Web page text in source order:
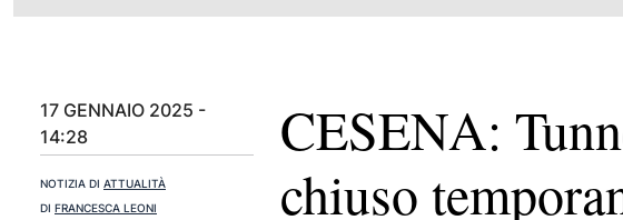
17 GENNAIO 2025 -
14:28
NOTIZIA DI ATTUALITÀ
DI FRANCESCA LEONI
CESENA:
chiuso